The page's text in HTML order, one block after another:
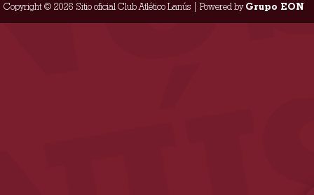
Copyright © 2026 Sitio oficial Club Atlético Lanús | Powered byGrupo EON